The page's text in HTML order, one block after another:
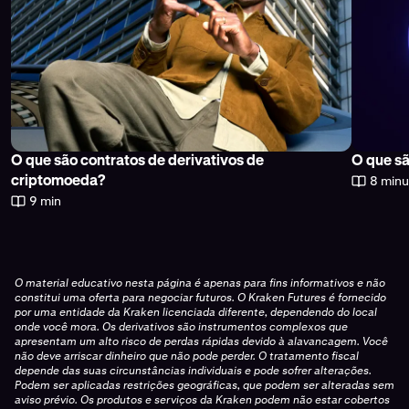
O que são contratos de derivativos de
criptomoeda?
9 min
O que
8
O material educativo nesta página é apenas para fins informativos e não
constitui uma oferta para negociar futuros. O Kraken Futures é fornecido
por uma entidade da Kraken licenciada diferente, dependendo do local
onde você mora. Os derivativos são instrumentos complexos que
apresentam um alto risco de perdas rápidas devido à alavancagem. Você
não deve arriscar dinheiro que não pode perder. O tratamento fiscal
depende das suas circunstâncias individuais e pode sofrer alterações.
Podem ser aplicadas restrições geográficas, que podem ser alteradas sem
aviso prévio. Os produtos e serviços da Kraken podem não estar cobertos